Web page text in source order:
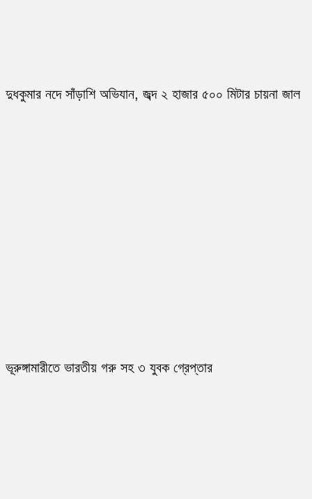
দুধকুমার নদে সাঁড়াশি অভিযান, জব্দ ২ হাজার ৫০০ মিটার চায়না জাল
ভূরুঙ্গামারীতে ভারতীয় গরু সহ ৩ যুবক গ্রেপ্তার